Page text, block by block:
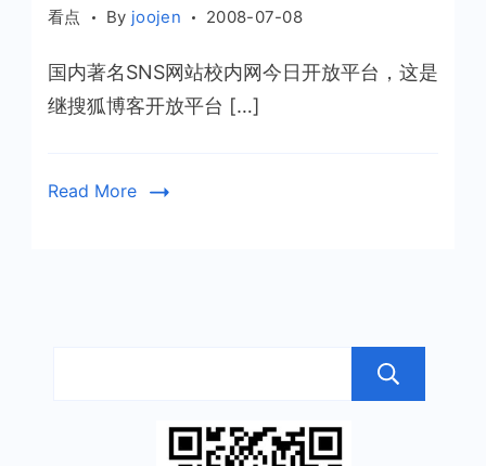
看点 By joojen 2008-07-08
国内著名SNS网站校内网今日开放平台，这是
继搜狐博客开放平台 […]
Read More